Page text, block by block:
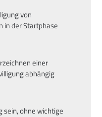
von
in der Startphase
einer
abhängig
sein, ohne wichtige